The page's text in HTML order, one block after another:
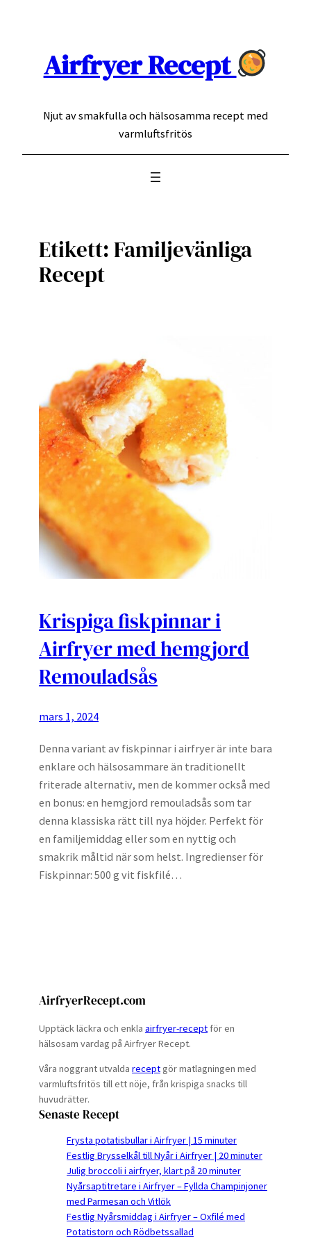
Airfryer Recept
Njut av smakfulla och hälsosamma recept med
varmluftsfritös
Etikett:Familjevänliga
Recept
Krispiga fiskpinnar i
Airfryer med hemgjord
Remouladsås
mars 1, 2024
Denna variant av fiskpinnar i airfryer är inte bara
enklare och hälsosammare än traditionellt
friterade alternativ, men de kommer också med
en bonus: en hemgjord remouladsås som tar
denna klassiska rätt till nya höjder. Perfekt för
en familjemiddag eller som en nyttig och
smakrik måltid när som helst. Ingredienser för
Fiskpinnar: 500 g vit fiskfilé…
AirfryerRecept.com
Upptäck läckra och enkla airfryer-recept för en
hälsosam vardag på Airfryer Recept.
Våra noggrant utvalda receptgör matlagningen med
varmluftsfritös till ett nöje, från krispiga snacks till
huvudrätter.
Senaste Recept
Frysta potatisbullar i Airfryer | 15 minuter
Festlig Brysselkål till Nyår i Airfryer | 20 minuter
Julig broccoli i airfryer, klart på 20 minuter
Nyårsaptitretare i Airfryer – Fyllda Champinjoner
med Parmesan och Vitlök
Festlig Nyårsmiddag i Airfryer – Oxfilé med
Potatistorn och Rödbetssallad